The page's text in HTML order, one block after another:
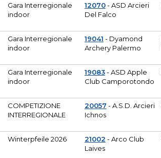
Gara Interregionale
indoor
12070- ASD Arcieri
Del Falco
Gara Interregionale
indoor
19041 - Dyamond
Archery Palermo
Gara Interregionale
indoor
19083- ASD Apple
Club Camporotondo
COMPETIZIONE
INTERREGIONALE
20057 - A.S.D. Arcieri
Ichnos
Winterpfeile 2026 21002 - Arco Club
Laives